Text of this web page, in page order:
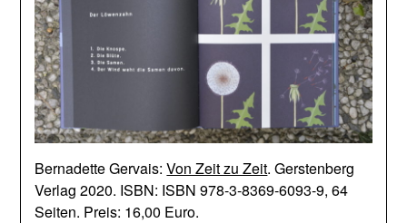
Bernadette Gervais:Von Zeit zu Zeit. Gerstenberg
Verlag 2020. ISBN: ISBN 978-3-8369-6093-9, 64
Seiten. Preis: 16,00 Euro.